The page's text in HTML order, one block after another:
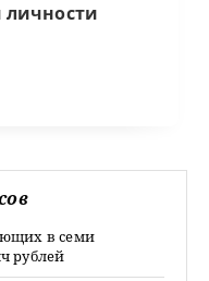
личности
в семи
рублей